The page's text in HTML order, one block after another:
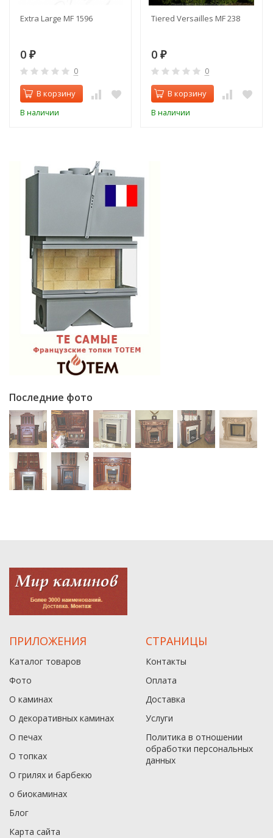
Extra Large MF 1596
0 ₽
0
В корзину
В наличии
Tiered Versailles MF 238
0 ₽
0
В корзину
В наличии
Последние фото
ПРИЛОЖЕНИЯ
Каталог товаров
Фото
О каминах
О декоративных каминах
О печах
О топках
О грилях и барбекю
о биокаминах
Блог
Карта сайта
СТРАНИЦЫ
Контакты
Оплата
Доставка
Услуги
Политика в отношении
обработки персональных
данныx